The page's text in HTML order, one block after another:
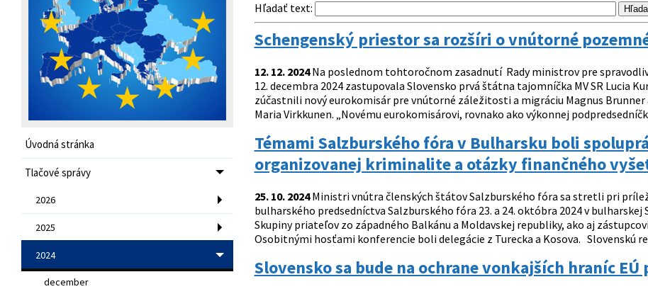
Úvodná stránka
Tlačové správy
2026
2025
2024
december
Hľadať text:
Schengenský priestor sa rozšíri o vnútorné
12. 12. 2024Na poslednom tohtoročnom zasadnutí Rady ministrov pre
12. decembra 2024 zastupovala Slovensko prvá štátna tajomníčka MV SR Lucia
zúčastnili nový eurokomisár pre vnútorné záležitosti a migráciu Magnus
Maria Virkkunen. „Novému eurokomisárovi, rovnako ako výkonnej
Témami Salzburského fóra v Bulharsku boli
organizovanej kriminalite a otázky finančného
25. 10. 2024Ministri vnútra členských štátov Salzburského fóra sa stretli pri
bulharského predsedníctva Salzburského fóra 23. a 24. októbra 2024 v
Skupiny priateľov zo západného Balkánu a Moldavskej republiky, ako aj
Osobitnými hosťami konferencie boli delegácie z Turecka a Kosova. Slovenskú
Slovensko sa bude na ochrane vonkajších hraníc